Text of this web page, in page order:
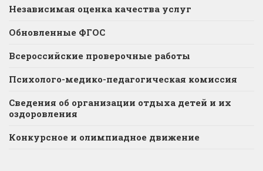
Независимая оценка качества услуг
Обновленные ФГОС
Всероссийские проверочные работы
Психолого-медико-педагогическая комиссия
Сведения об организации отдыха детей и их
оздоровления
Конкурсное и олимпиадное движение